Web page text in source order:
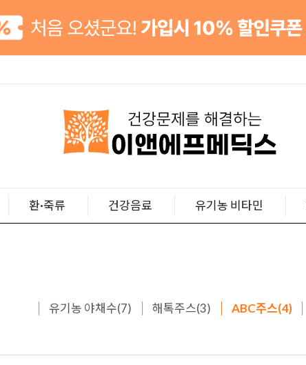
환·죽류 건강음료 유기농 비타민
유기농 야채수(7) 해톡주스(3) ABC주스(4)